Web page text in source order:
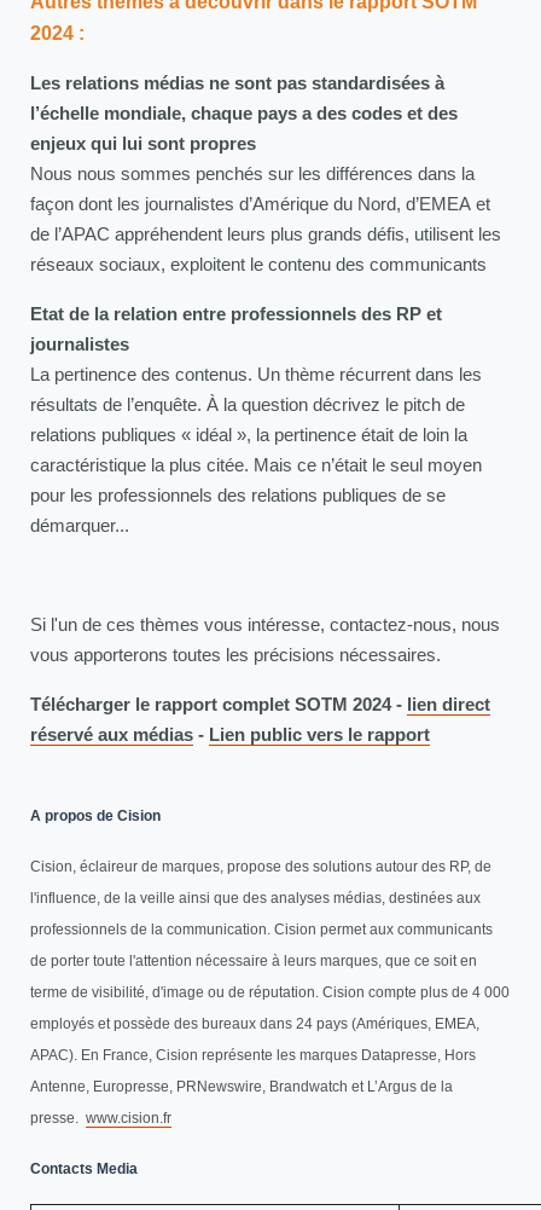
2024 :
Les relations médias ne sont pas standardisées à
l’échelle mondiale, chaque pays a des codes et des
enjeux qui lui sont propres
Nous nous sommes penchés sur les différences dans la
façon dont les journalistes d’Amérique du Nord, d’EMEA et
de l’APAC appréhendent leurs plus grands défis, utilisent les
réseaux sociaux, exploitent le contenu des communicants
Etat de la relation entre professionnels des RP et
journalistes
La pertinence des contenus. Un thème récurrent dans les
résultats de l’enquête. À la question décrivez le pitch de
relations publiques « idéal », la pertinence était de loin la
caractéristique la plus citée. Mais ce n’était le seul moyen
pour les professionnels des relations publiques de se
démarquer...
Si l'un de ces thèmes vous intéresse, contactez-nous, nous
vous apporterons toutes les précisions nécessaires.
Télécharger le rapport complet SOTM 2024 - lien direct
réservé aux médias - Lien public vers le rapport
A propos de Cision
Cision, éclaireur de marques, propose des solutions autour des RP, de
l'influence, de la veille ainsi que des analyses médias, destinées aux
professionnels de la communication. Cision permet aux communicants
de porter toute l'attention nécessaire à leurs marques, que ce soit en
terme de visibilité, d'image ou de réputation. Cision compte plus de 4 000
employés et possède des bureaux dans 24 pays (Amériques, EMEA,
APAC). En France, Cision représente les marques Datapresse, Hors
Antenne, Europresse, PRNewswire, Brandwatch et L’Argus de la
presse. www.cision.fr
Contacts Media